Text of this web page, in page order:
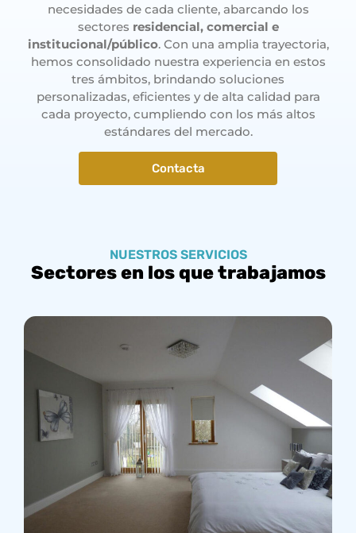
necesidades de cada cliente, abarcando los
sectores residencial, comercial e
institucional/público. Con una amplia trayectoria,
hemos consolidado nuestra experiencia en estos
tres ámbitos, brindando soluciones
personalizadas, eficientes y de alta calidad para
cada proyecto, cumpliendo con los más altos
estándares del mercado.
Contacta
NUESTROS SERVICIOS
Sectores en los que trabajamos